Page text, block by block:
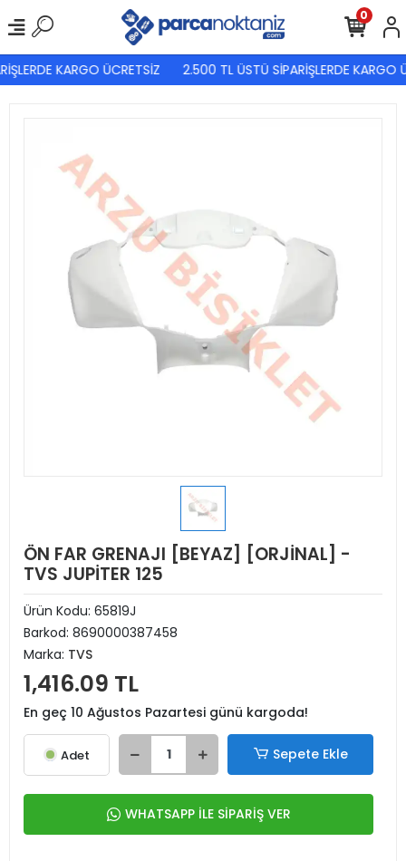
KARGO ÜCRETSİZ 2.500 TL ÜSTÜ SİPARİŞLERDE KARGO
0
ÖN FAR GRENAJI [BEYAZ] [ORJİNAL] -
TVS JUPİTER 125
Ürün Kodu: 65819J
Barkod: 8690000387458
Marka: TVS
1,416.09 TL
En geç 10 Ağustos Pazartesi günü kargoda!
Adet Sepete Ekle
WHATSAPP İLE SİPARİŞ VER